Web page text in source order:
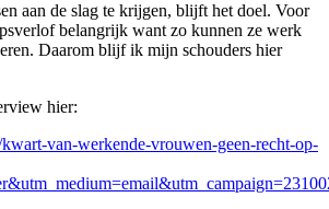
aan de slag te krijgen, blijft het doel. Voor
belangrijk want zo kunnen ze werk
Daarom blijf ik mijn schouders hier
hier:
van-werkende-vrouwen-geen-recht-op-